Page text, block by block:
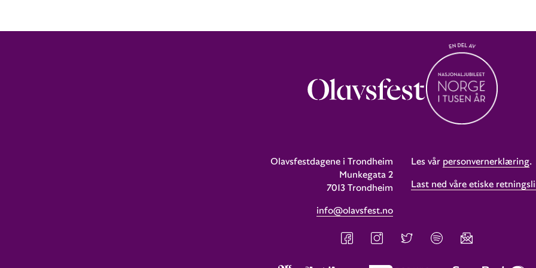
Olavsfestdagene i Trondheim
Munkegata 2
7013 Trondheim
info@olavsfest.no
Les vår personvernerklæring.
Last ned våre etiske